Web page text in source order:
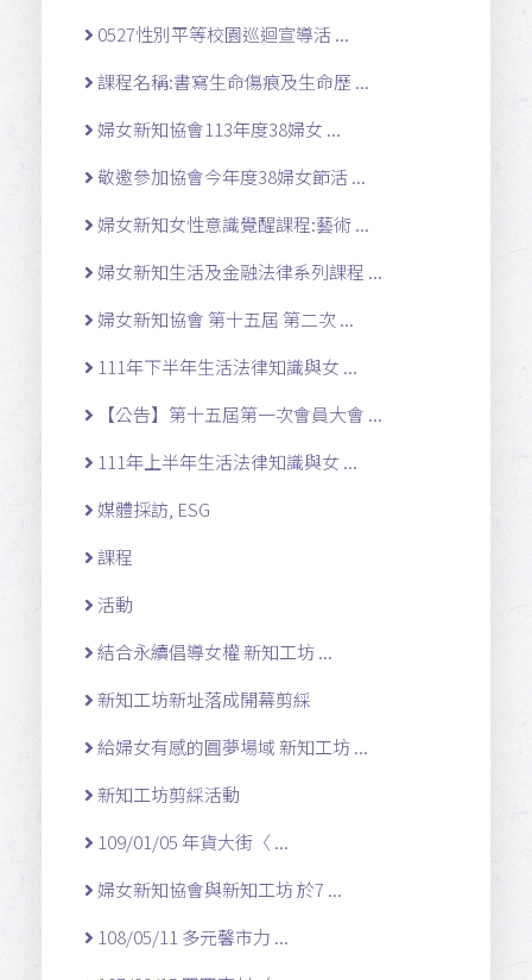
0527性別平等校園巡迴宣導活 ...
課程名稱:書寫生命傷痕及生命歷 ...
婦女新知協會113年度38婦女 ...
敬邀參加協會今年度38婦女節活 ...
婦女新知女性意識覺醒課程:藝術 ...
婦女新知生活及金融法律系列課程 ...
婦女新知協會 第十五屆 第二次 ...
111年下半年生活法律知識與女 ...
【公告】第十五屆第一次會員大會 ...
111年上半年生活法律知識與女 ...
媒體採訪, ESG
課程
活動
結合永續倡導女權 新知工坊 ...
新知工坊新址落成開幕剪綵
給婦女有感的圓夢場域 新知工坊 ...
新知工坊剪綵活動
109/01/05 年貨大街〈 ...
婦女新知協會與新知工坊 於7 ...
108/05/11 多元馨市力 ...